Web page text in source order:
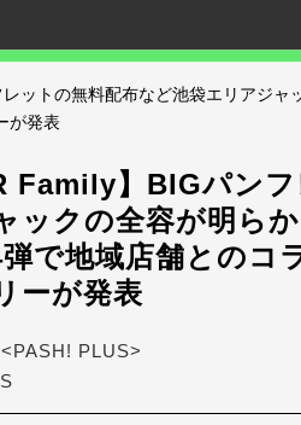
レットの無料配布など池袋エリアジ
が発表
Family】BIGパン
ックの全容が明ら
で地域店舗とのコ
ーが発表
PLUS>